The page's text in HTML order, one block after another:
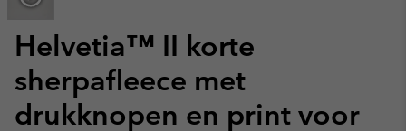
Helvetia™ II korte
sherpafleece met
drukknopen en print voor